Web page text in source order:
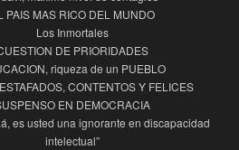
PAIS MAS RICO DEL MUNDO
Los Inmortales
DE PRIORIDADES
riqueza de un PUEBLO
CONTENTOS Y FELICES
EN DEMOCRACIA
es usted una ignorante en discapacidad
intelectual”